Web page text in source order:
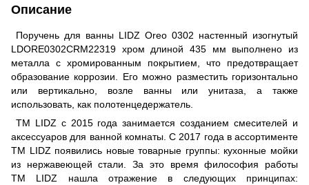
Описание
Поручень для ванны LIDZ Oreo 0302 настенный изогнутый
LDORE0302CRM22319 хром длиной 435 мм выполнено из
металла с хромированным покрытием, что предотвращает
образование коррозии. Его можно разместить горизонтально
или вертикально, возле ванны или унитаза, а также
использовать, как полотенцедержатель.
ТМ LIDZ с 2015 года занимается созданием смесителей и
аксессуаров для ванной комнаты. С 2017 года в ассортименте
ТМ LIDZ появились новые товарные группы: кухонные мойки
из нержавеющей стали. За это время философия работы
ТМ LIDZ нашла отражение в следующих принципах: